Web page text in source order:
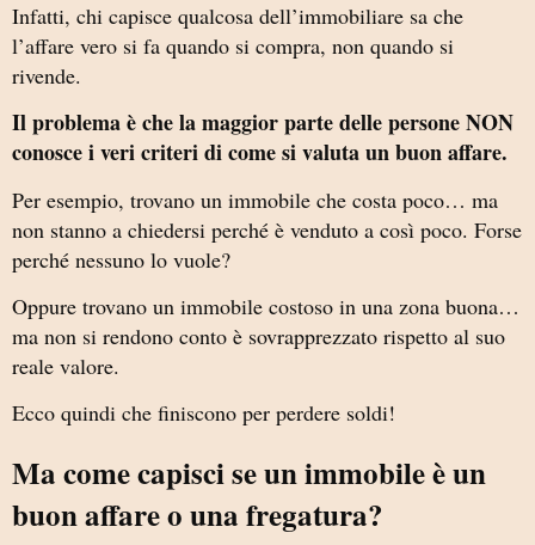
Infatti, chi capisce qualcosa dell’immobiliare sa che
l’affare vero si fa quando si compra, non quando si
rivende.
Il problema è che la maggior parte delle persone NON
conosce i veri criteri di come si valuta un buon affare.
Per esempio, trovano un immobile che costa poco… ma
non stanno a chiedersi perché è venduto a così poco. Forse
perché nessuno lo vuole?
Oppure trovano un immobile costoso in una zona buona…
ma non si rendono conto è sovrapprezzato rispetto al suo
reale valore.
Ecco quindi che finiscono per perdere soldi!
Ma come capisci se un immobile è un
buon affare o una fregatura?